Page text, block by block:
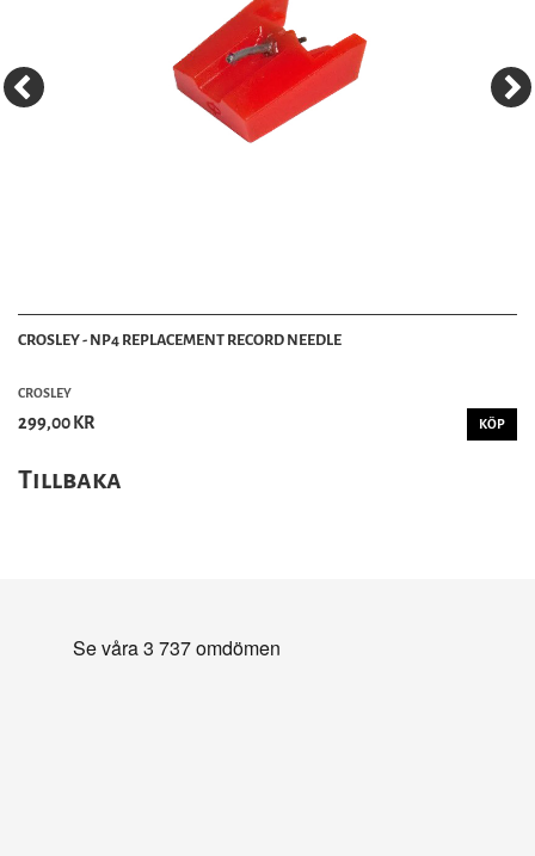
CROSLEY - NP4 REPLACEMENT RECORD NEEDLE
CROSLEY
299,00 KR KÖP
Tillbaka